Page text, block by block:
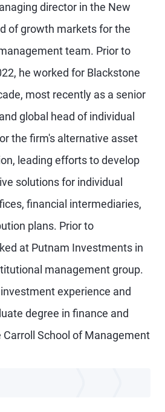
director in the New
of growth markets for the
team. Prior to
he worked for Blackstone
most recently as a senior
global head of individual
the firm's alternative asset
leading efforts to develop
solutions for individual
financial intermediaries,
plans. Prior to
at Putnam Investments in
management group.
experience and
degree in finance and
School of Management